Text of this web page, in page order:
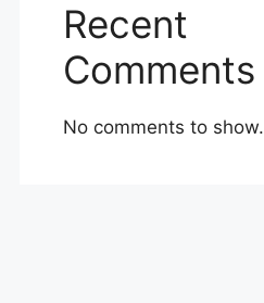
Recent
Comments
No comments to show.